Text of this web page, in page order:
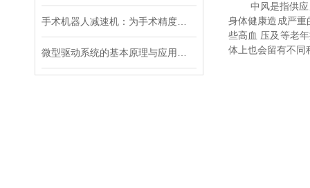
中风是指供
身体健康造成严重
些高血 压及等老
体上也会留有不同